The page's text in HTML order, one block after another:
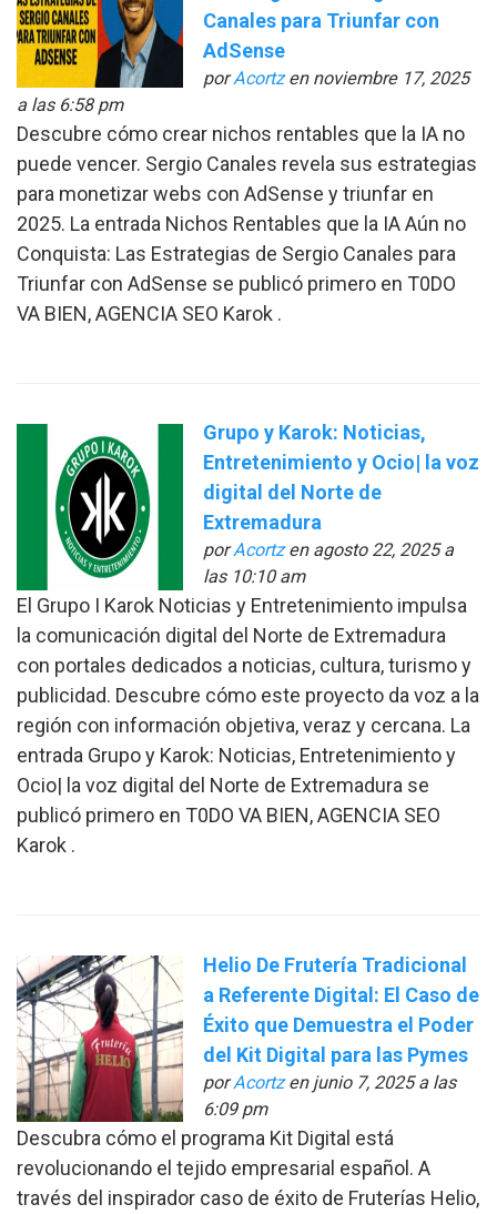
Canales para Triunfar con
AdSense
porAcortzen noviembre 17, 2025
a las 6:58 pm
Descubre cómo crear nichos rentables que la IA no
puede vencer. Sergio Canales revela sus estrategias
para monetizar webs con AdSense y triunfar en
2025. La entrada Nichos Rentables que la IA Aún no
Conquista: Las Estrategias de Sergio Canales para
Triunfar con AdSense se publicó primero en T0DO
VA BIEN, AGENCIA SEO Karok .
Grupo y Karok: Noticias,
Entretenimiento y Ocio| la voz
digital del Norte de
Extremadura
porAcortzen agosto 22, 2025 a
las 10:10 am
El Grupo I Karok Noticias y Entretenimiento impulsa
la comunicación digital del Norte de Extremadura
con portales dedicados a noticias, cultura, turismo y
publicidad. Descubre cómo este proyecto da voz a la
región con información objetiva, veraz y cercana. La
entrada Grupo y Karok: Noticias, Entretenimiento y
Ocio| la voz digital del Norte de Extremadura se
publicó primero en T0DO VA BIEN, AGENCIA SEO
Karok .
Helio De Frutería Tradicional
a Referente Digital: El Caso de
Éxito que Demuestra el Poder
del Kit Digital para las Pymes
porAcortzen junio 7, 2025 a las
6:09 pm
Descubra cómo el programa Kit Digital está
revolucionando el tejido empresarial español. A
través del inspirador caso de éxito de Fruterías Helio,